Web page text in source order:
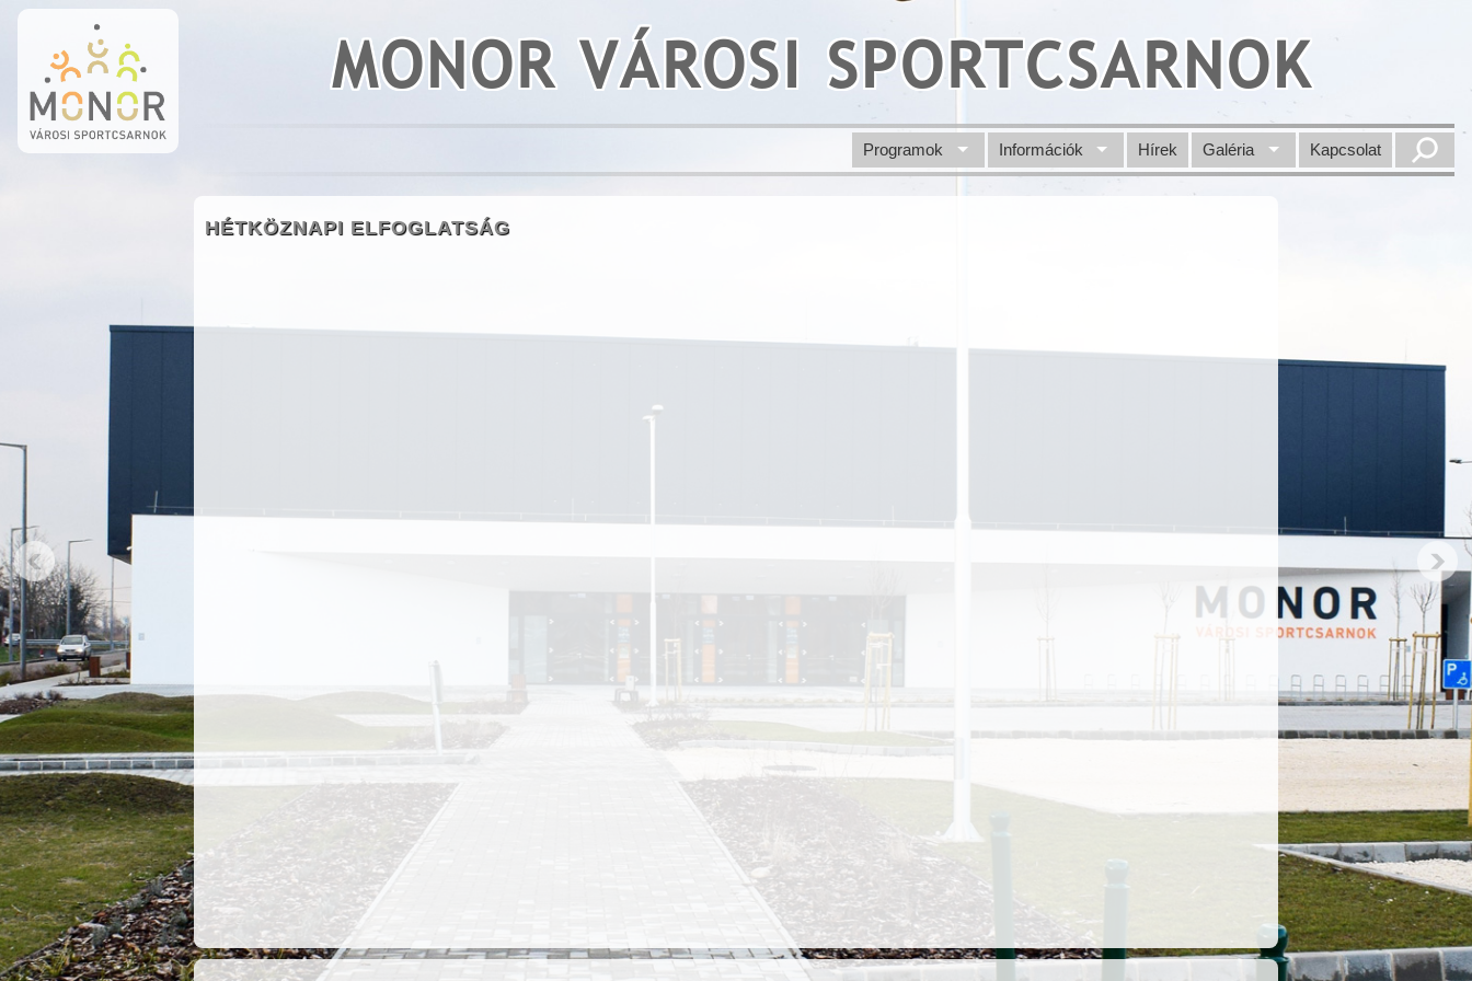
MONOR VÁROSI SPORTCSARNOK
Programok Információk Hírek Galéria Kapcsolat
HÉTKÖZNAPI ELFOGLATSÁG